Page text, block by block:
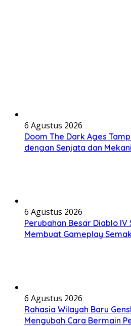
6 Agustus 2026
Doom The Dark Ages
dengan Senjata dan
6 Agustus 2026
Perubahan Besar Diablo
Membuat Gameplay
6 Agustus 2026
Rahasia Wilayah Baru
Mengubah Cara Bermain